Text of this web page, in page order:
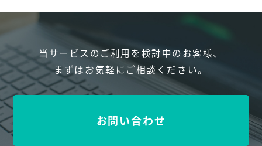
当サービスのご利用を検討中のお客様、
まずはお気軽にご相談ください。
お問い合わせ